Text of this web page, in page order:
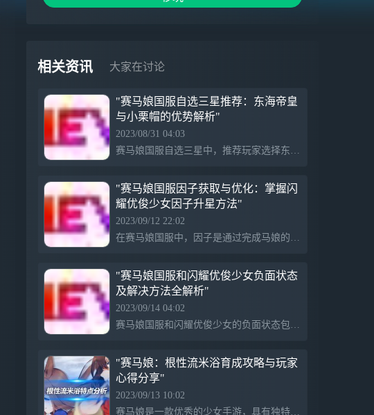
相关资讯 大家在讨论
"赛马娘国服自选三星推荐：东海帝皇
与小栗帽的优势解析"
2023/08/31 04:03
赛马娘国服自选三星中，推荐玩家选择东海帝皇、小栗帽、无声铃鹿和大树快车。东海帝皇是一匹速度最快的战马，小栗帽前期表现优秀，擅长转弯加速。无声铃鹿适合正面冲锋，需要高技能来发挥威力，保持比赛最前列。大树快车在最后一个弯道上对抗强手时速度会更快，他们四者都是很好的选择。
"赛马娘国服因子获取与优化：掌握闪
耀优俊少女因子升星方法"
2023/09/12 22:02
在赛马娘国服中，因子是通过完成马娘的培养任务随机获取的。每一个培养出的马娘都拥有自己的特殊因子和种马（父/母）的因子。因子分成蓝、红、绿、白四个类型，其中蓝因子与属性相关，红因子对场地、距离、跑法的适应性有影响，绿因子能让马娘学习种马的专属技能，白因子涉及技能和比赛方面。因子的星级越高，带来的属性加成越大。三星因子的获取需对种马娘的要求较高。
"赛马娘国服和闪耀优俊少女负面状态
及解决方法全解析"
2023/09/14 04:02
赛马娘国服和闪耀优俊少女的负面状态包括寝不足、偏头痛、肥胖和偷懒。寝不足和偏头痛通常由于训练强度过大或休息时间不足引起，解决办法是让马娘得到充分的休息或适当减小训练强度，严重情况下需看医生。肥胖是由于摄入过多食物导致，可能会影响比赛速度，而偷懒则是训练比赛过多的结果，需要减少训练次数。所有这些负面状态都可以通过在商店购买什么都可以治好牌的饮料解决。
"赛马娘：根性流米浴育成攻略与玩家
心得分享"
2023/09/13 10:02
赛马娘是一款优秀的少女手游，具有独特的米浴育成玩法，玩家需要养育自己的战队并与其他玩家竞争。游戏设计了多属性加成和多任务任务，根据玩家的策略和技巧，需要合理的培养和管理马匹，如体力、速度和智力等，并通过一系列比赛，如心情拉取、出道战斗等，提高马匹的亲密度和能力。米浴的设计理念是为了还原历史，因此，体现了多病易睡、人际互动和自我管理等琐碎而真实的一面。对于驯马师来说，没有不好的马，只有不会养马的驯马师。